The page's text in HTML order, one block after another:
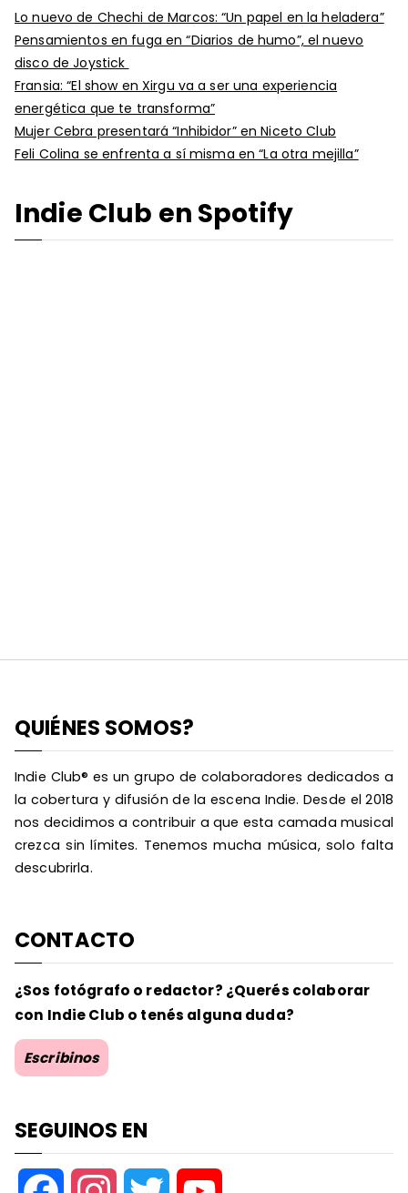
Lo nuevo de Chechi de Marcos: “Un papel en la heladera”
Pensamientos en fuga en “Diarios de humo”, el nuevo
disco de Joystick
Fransia: “El show en Xirgu va a ser una experiencia
energética que te transforma”
Mujer Cebra presentará “Inhibidor” en Niceto Club
Feli Colina se enfrenta a sí misma en “La otra mejilla”
Indie Club en Spotify
QUIÉNES SOMOS?
Indie Club® es un grupo de colaboradores dedicados a
la cobertura y difusión de la escena Indie. Desde el 2018
nos decidimos a contribuir a que esta camada musical
crezca sin límites. Tenemos mucha música, solo falta
descubrirla.
CONTACTO
¿Sos fotógrafo o redactor? ¿Querés colaborar
con Indie Club o tenés alguna duda?
Escribinos
SEGUINOS EN